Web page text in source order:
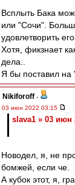
Всплыть Бака
или "Сочи".
удовлетворить
Хотя, фикзнает
дела..
Я бы поставил на
Nikiforoff -
03 июн 2022 03:15
slava1 » 03 июн
Новодел, я, не
бомжей, если че.
А кубок этот, я,